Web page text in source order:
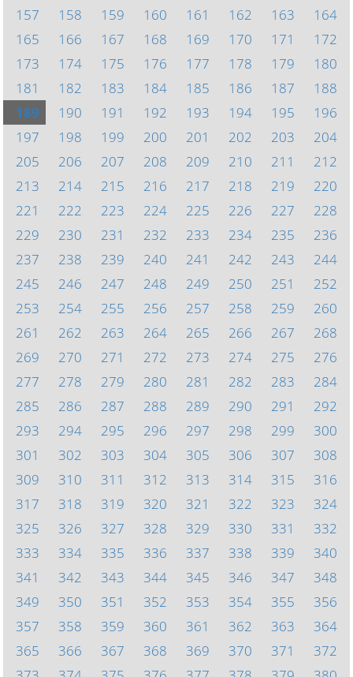
157
158 159 160 161 162 163
164
165
166 167 168 169 170 171
172
173
174 175 176 177 178 179
180
181
182 183 184 185 186 187
188
189
190 191 192 193 194 195
196
197
198 199 200 201 202 203
204
205
206 207 208 209 210 211
212
213
214 215 216 217 218 219
220
221
222 223 224 225 226 227
228
229
230 231 232 233 234 235
236
237
238 239 240 241 242 243
244
245
246 247 248 249 250 251
252
253
254 255 256 257 258 259
260
261
262 263 264 265 266 267
268
269
270 271 272 273 274 275
276
277
278 279 280 281 282 283
284
285
286 287 288 289 290 291
292
293
294 295 296 297 298 299
300
301
302 303 304 305 306 307
308
309
310 311 312 313 314 315
316
317
318 319 320 321 322 323
324
325
326 327 328 329 330 331
332
333
334 335 336 337 338 339
340
341
342 343 344 345 346 347
348
349
350 351 352 353 354 355
356
357
358 359 360 361 362 363
364
365
366 367 368 369 370 371
372